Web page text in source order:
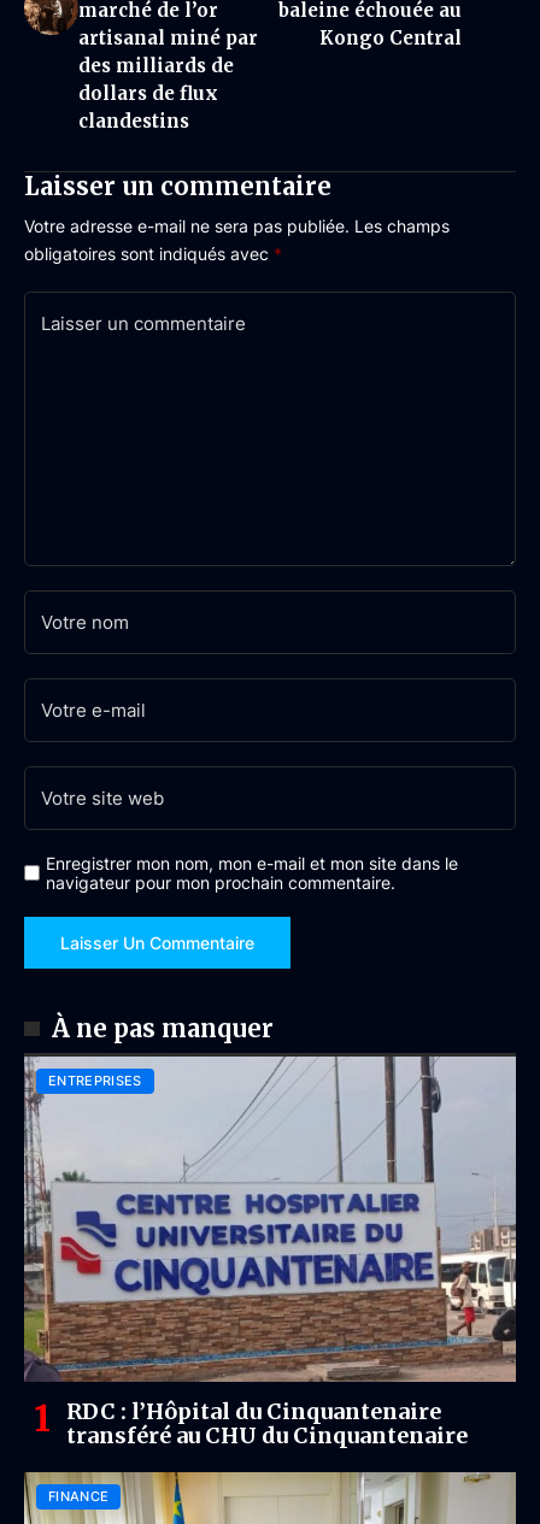
marché de l’or
artisanal miné par
des milliards de
dollars de flux
clandestins
baleine échouée au
Kongo Central
Laisser un commentaire
Votre adresse e-mail ne sera pas publiée. Les champs
obligatoires sont indiqués avec *
Enregistrer mon nom, mon e-mail et mon site dans le
navigateur pour mon prochain commentaire.
À ne pas manquer
ENTREPRISES
RDC : l’Hôpital du Cinquantenaire
transféré au CHU du Cinquantenaire
FINANCE